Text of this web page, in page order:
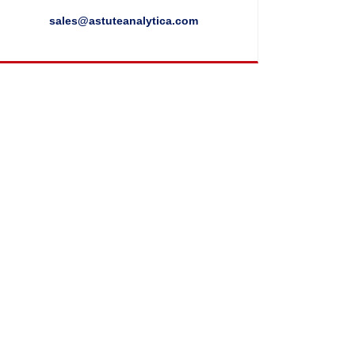
sales@astuteanalytica.com